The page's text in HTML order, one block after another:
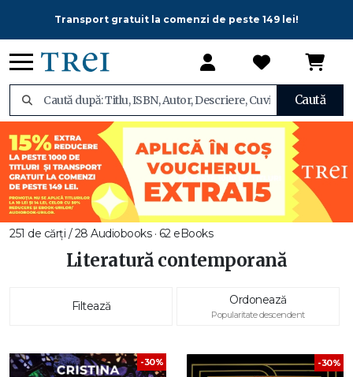
Transport gratuit la comenzi de peste 149 lei!
Caută
251 de cărți / 28 Audiobooks · 62 eBooks
Literatură contemporană
Filtează Ordonează
Popularitate descendent
-30% -30%